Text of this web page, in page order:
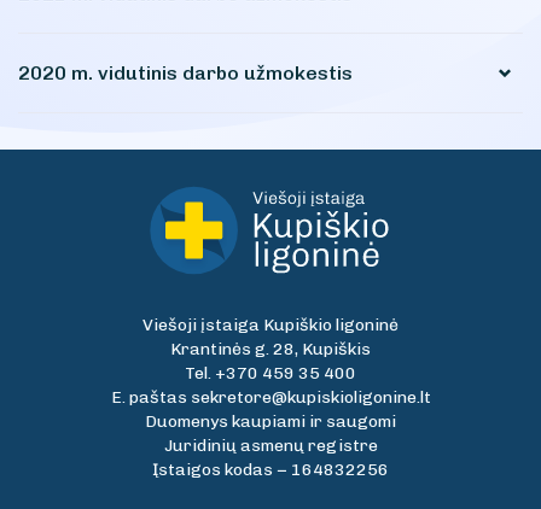
Etikos kodeksas
Planavimo dokumentai
Komisijos ir darbo grupės
El. pašto sudarymo tvarka
2020 m. vidutinis darbo užmokestis
Viešoji įstaiga Kupiškio ligoninė
Krantinės g. 28, Kupiškis
Tel. +370 459 35 400
E. paštas sekretore@kupiskioligonine.lt
Duomenys kaupiami ir saugomi
Juridinių asmenų registre
Įstaigos kodas − 164832256